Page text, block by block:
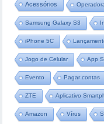
Acessórios
Samsung Galaxy S3
iPhone 5C
Jogo de Celular App
Evento Pagar contas
ZTE Aplicativo
Amazon Vírus